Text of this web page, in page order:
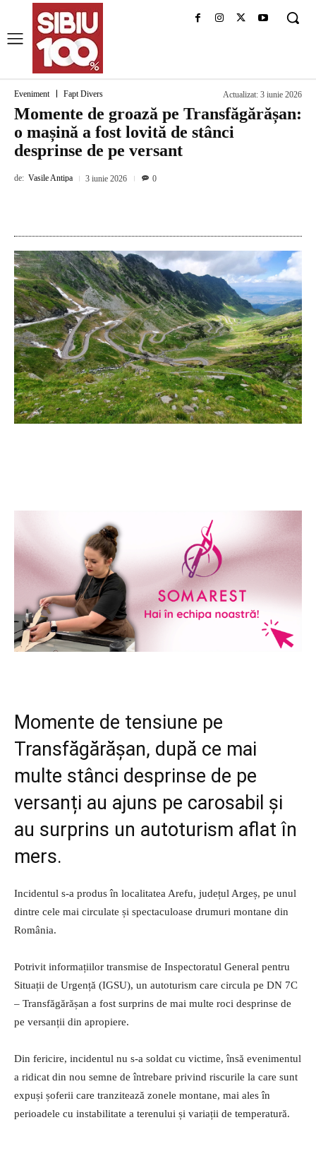
Eveniment Fapt Divers Actualizat: 3 iunie 2026
Momente de groază pe Transfăgărășan:
o mașină a fost lovită de stânci
desprinse de pe versant
de: Vasile Antipa 3 iunie 2026 0
Momente de tensiune pe
Transfăgărășan, după ce mai
multe stânci desprinse de pe
versanți au ajuns pe carosabil și
au surprins un autoturism aflat în
mers.
Incidentul s-a produs în localitatea Arefu, județul Argeș, pe unul
dintre cele mai circulate și spectaculoase drumuri montane din
România.
Potrivit informațiilor transmise de Inspectoratul General pentru
Situații de Urgență (IGSU), un autoturism care circula pe DN 7C
– Transfăgărășan a fost surprins de mai multe roci desprinse de
pe versanții din apropiere.
Din fericire, incidentul nu s-a soldat cu victime, însă evenimentul
a ridicat din nou semne de întrebare privind riscurile la care sunt
expuși șoferii care tranzitează zonele montane, mai ales în
perioadele cu instabilitate a terenului și variații de temperatură.